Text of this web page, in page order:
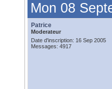
Mon 08
Patrice
Moderateur
Date d'inscription: 16 Sep 2005
Messages: 4917